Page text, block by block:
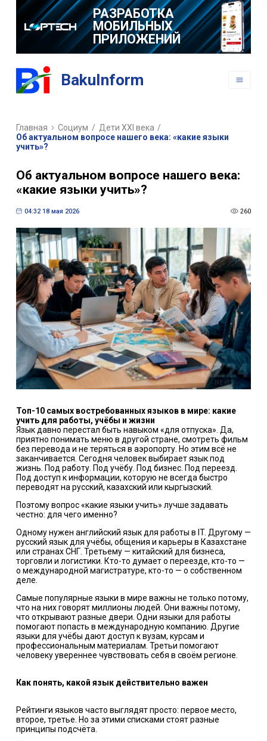
РАЗРАБОТКА
МОБИЛЬНЫХ
ПРИЛОЖЕНИЙ
BakuInform
Главная Социум / Дети XXI века /
Об актуальном вопросе нашего века: «какие языки
учить»?
Об актуальном вопросе нашего века:
«какие языки учить»?
04:32 18 мая 2026 260
Топ-10 самых востребованных языков в мире: какие
учить для работы, учёбы и жизни
Язык давно перестал быть навыком «для отпуска». Да,
приятно понимать меню в другой стране, смотреть фильм
без перевода и не теряться в аэропорту. Но этим всё не
заканчивается. Сегодня человек выбирает язык под
жизнь. Под работу. Под учёбу. Под бизнес. Под переезд.
Под доступ к информации, которую не всегда быстро
переводят на русский, казахский или кыргызский.
Поэтому вопрос «какие языки учить» лучше задавать
честно: для чего именно?
Одному нужен английский язык для работы в IT. Другому —
русский язык для учёбы, общения и карьеры в Казахстане
или странах СНГ. Третьему — китайский для бизнеса,
торговли и логистики. Кто-то думает о переезде, кто-то —
о международной магистратуре, кто-то — о собственном
деле.
Самые популярные языки в мире важны не только потому,
что на них говорят миллионы людей. Они важны потому,
что открывают разные двери. Одни языки для работы
помогают попасть в международную компанию. Другие
языки для учёбы дают доступ к вузам, курсам и
профессиональным материалам. Третьи помогают
человеку увереннее чувствовать себя в своём регионе.
Как понять, какой язык действительно важен
Рейтинги языков часто выглядят просто: первое место,
второе, третье. Но за этими списками стоят разные
принципы подсчёта.